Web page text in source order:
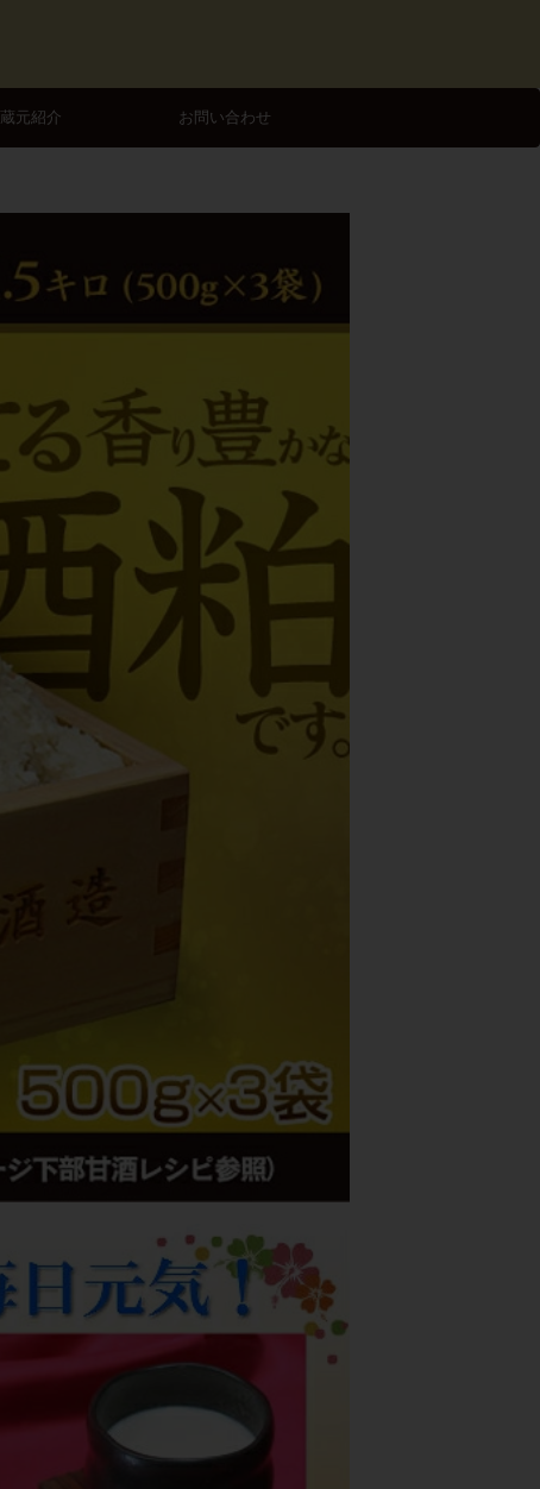
蔵元紹介 お問い合わせ